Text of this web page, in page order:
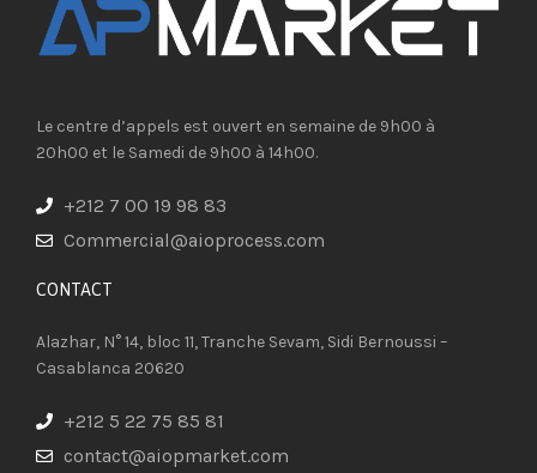
Le centre d’appels est ouvert en semaine de 9h00 à
20h00 et le Samedi de 9h00 à 14h00.
+212 7 00 19 98 83
Commercial@aioprocess.com
CONTACT​
Alazhar, N° 14, bloc 11, Tranche Sevam, Sidi Bernoussi –
Casablanca 20620
+212 5 22 75 85 81
contact@aiopmarket.com